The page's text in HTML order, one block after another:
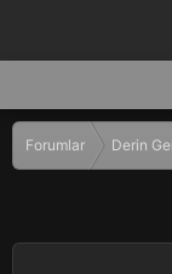
Forumlar Derin